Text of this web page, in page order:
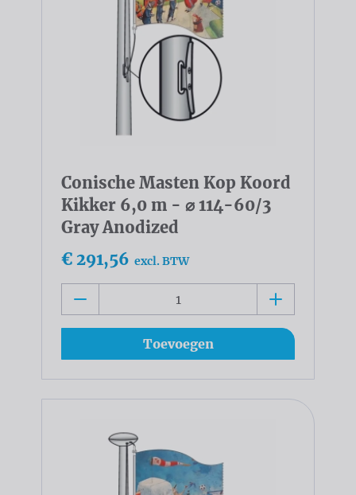
Conische Masten Kop Koord
Kikker 6,0 m - ⌀ 114-60/3
Gray Anodized
€ 291,56 excl. BTW
Toevoegen